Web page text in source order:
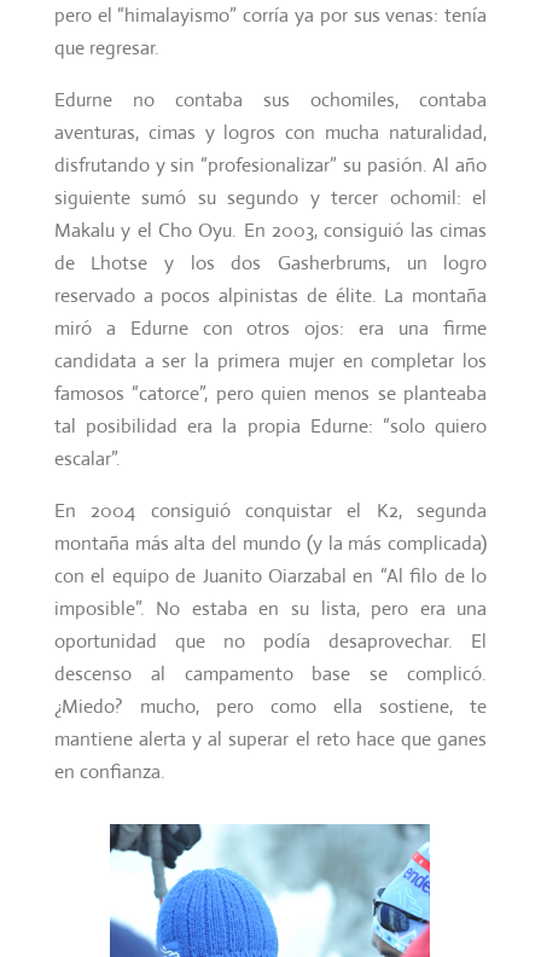
pero el “himalayismo” corría ya por sus venas: tenía
que regresar.
Edurne no contaba sus ochomiles, contaba
aventuras, cimas y logros con mucha naturalidad,
disfrutando y sin “profesionalizar” su pasión. Al año
siguiente sumó su segundo y tercer ochomil: el
Makalu y el Cho Oyu. En 2003, consiguió las cimas
de Lhotse y los dos Gasherbrums, un logro
reservado a pocos alpinistas de élite. La montaña
miró a Edurne con otros ojos: era una firme
candidata a ser la primera mujer en completar los
famosos “catorce”, pero quien menos se planteaba
tal posibilidad era la propia Edurne: “solo quiero
escalar”.
En 2004 consiguió conquistar el K2, segunda
montaña más alta del mundo (y la más complicada)
con el equipo de Juanito Oiarzabal en “Al filo de lo
imposible”. No estaba en su lista, pero era una
oportunidad que no podía desaprovechar. El
descenso al campamento base se complicó.
¿Miedo? mucho, pero como ella sostiene, te
mantiene alerta y al superar el reto hace que ganes
en confianza.